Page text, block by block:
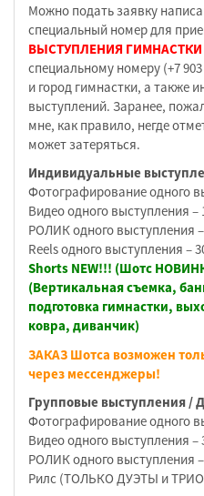
Можно подать заявку
специальный номер для
ВЫСТУПЛЕНИЯ ГИМНАСТКИ
специальному номеру (+7
и город гимнастки, а также
выступлений. Заранее,
мне, как правило, негде
может затеряться.
Индивидуальные
Фотографирование одного
Видео одного выступления –
РОЛИК одного выступления –
Reels одного выступления –
Shorts NEW!!! (Шотс
(Вертикальная съемка,
подготовка гимнастки,
ковра, диванчик)
ЗАКАЗ Шотса возможен
через мессенджеры!
Групповые выступления /
Фотографирование одного
Видео одного выступления –
РОЛИК одного выступления –
Рилс (ТОЛЬКО ДУЭТЫ и ТРИО)